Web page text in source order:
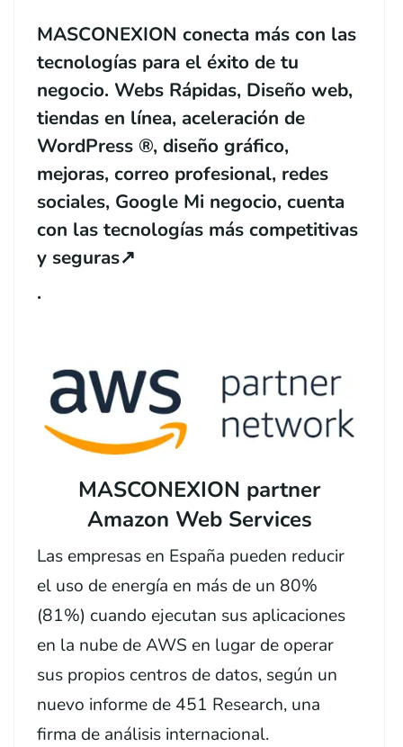
MASCONEXION conecta más con las
tecnologías para el éxito de tu
negocio. Webs Rápidas, Diseño web,
tiendas en línea, aceleración de
WordPress ®, diseño gráfico,
mejoras, correo profesional, redes
sociales, Google Mi negocio, cuenta
con las tecnologías más competitivas
y seguras↗️
.
MASCONEXION partner
Amazon Web Services
Las empresas en España pueden reducir
el uso de energía en más de un 80%
(81%) cuando ejecutan sus aplicaciones
en la nube de AWS en lugar de operar
sus propios centros de datos, según un
nuevo informe de 451 Research, una
firma de análisis internacional.